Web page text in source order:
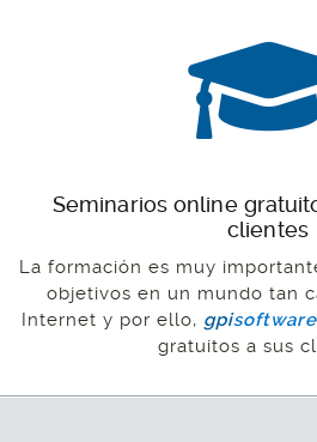
Seminarios online
clientes
La formación es muy
objetivos en un mundo tan
Internet y por ello, gpisoftware
gratuitos a sus